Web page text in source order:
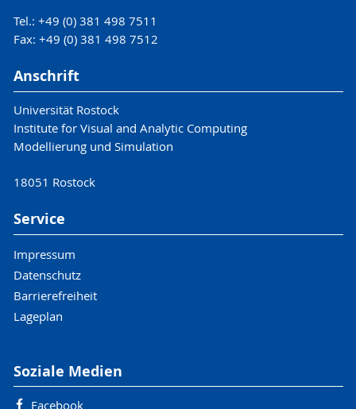
Tel.: +49 (0) 381 498 7511
Fax: +49 (0) 381 498 7512
Anschrift
Universität Rostock
Institute for Visual and Analytic Computing
Modellierung und Simulation
18051 Rostock
Service
Impressum
Datenschutz
Barrierefreiheit
Lageplan
Soziale Medien
Facebook